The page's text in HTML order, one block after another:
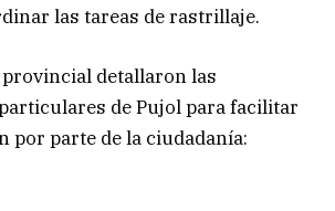
las tareas de rastrillaje.
detallaron las
de Pujol para facilitar
por parte de la ciudadanía: